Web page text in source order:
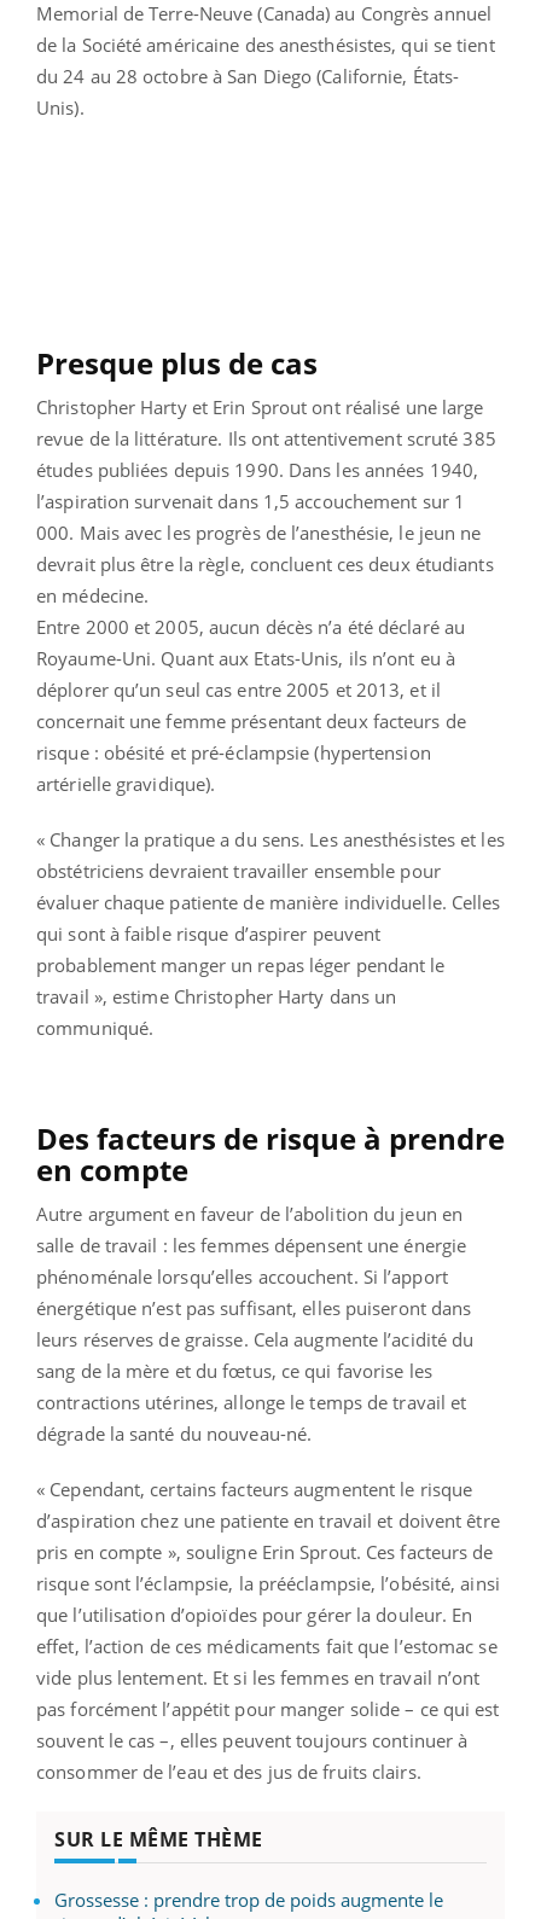
Memorial de Terre-Neuve (Canada) au Congrès annuel
de la Société américaine des anesthésistes, qui se tient
du 24 au 28 octobre à San Diego (Californie, États-
Unis).
Presque plus de cas
Christopher Harty et Erin Sprout ont réalisé une large
revue de la littérature. Ils ont attentivement scruté 385
études publiées depuis 1990. Dans les années 1940,
l’aspiration survenait dans 1,5 accouchement sur 1
000. Mais avec les progrès de l’anesthésie, le jeun ne
devrait plus être la règle, concluent ces deux étudiants
en médecine.
Entre 2000 et 2005, aucun décès n’a été déclaré au
Royaume-Uni. Quant aux Etats-Unis, ils n’ont eu à
déplorer qu’un seul cas entre 2005 et 2013, et il
concernait une femme présentant deux facteurs de
risque : obésité et pré-éclampsie (hypertension
artérielle gravidique).
« Changer la pratique a du sens. Les anesthésistes et les
obstétriciens devraient travailler ensemble pour
évaluer chaque patiente de manière individuelle. Celles
qui sont à faible risque d’aspirer peuvent
probablement manger un repas léger pendant le
travail », estime Christopher Harty dans un
communiqué.
Des facteurs de risque à prendre
en compte
Autre argument en faveur de l’abolition du jeun en
salle de travail : les femmes dépensent une énergie
phénoménale lorsqu’elles accouchent. Si l’apport
énergétique n’est pas suffisant, elles puiseront dans
leurs réserves de graisse. Cela augmente l’acidité du
sang de la mère et du fœtus, ce qui favorise les
contractions utérines, allonge le temps de travail et
dégrade la santé du nouveau-né.
« Cependant, certains facteurs augmentent le risque
d’aspiration chez une patiente en travail et doivent être
pris en compte », souligne Erin Sprout. Ces facteurs de
risque sont l’éclampsie, la prééclampsie, l’obésité, ainsi
que l’utilisation d’opioïdes pour gérer la douleur. En
effet, l’action de ces médicaments fait que l’estomac se
vide plus lentement. Et si les femmes en travail n’ont
pas forcément l’appétit pour manger solide – ce qui est
souvent le cas –, elles peuvent toujours continuer à
consommer de l’eau et des jus de fruits clairs.
SUR LE MÊME THÈME
Grossesse : prendre trop de poids augmente le